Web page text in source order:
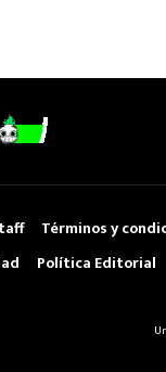
Términos y
Política Editorial